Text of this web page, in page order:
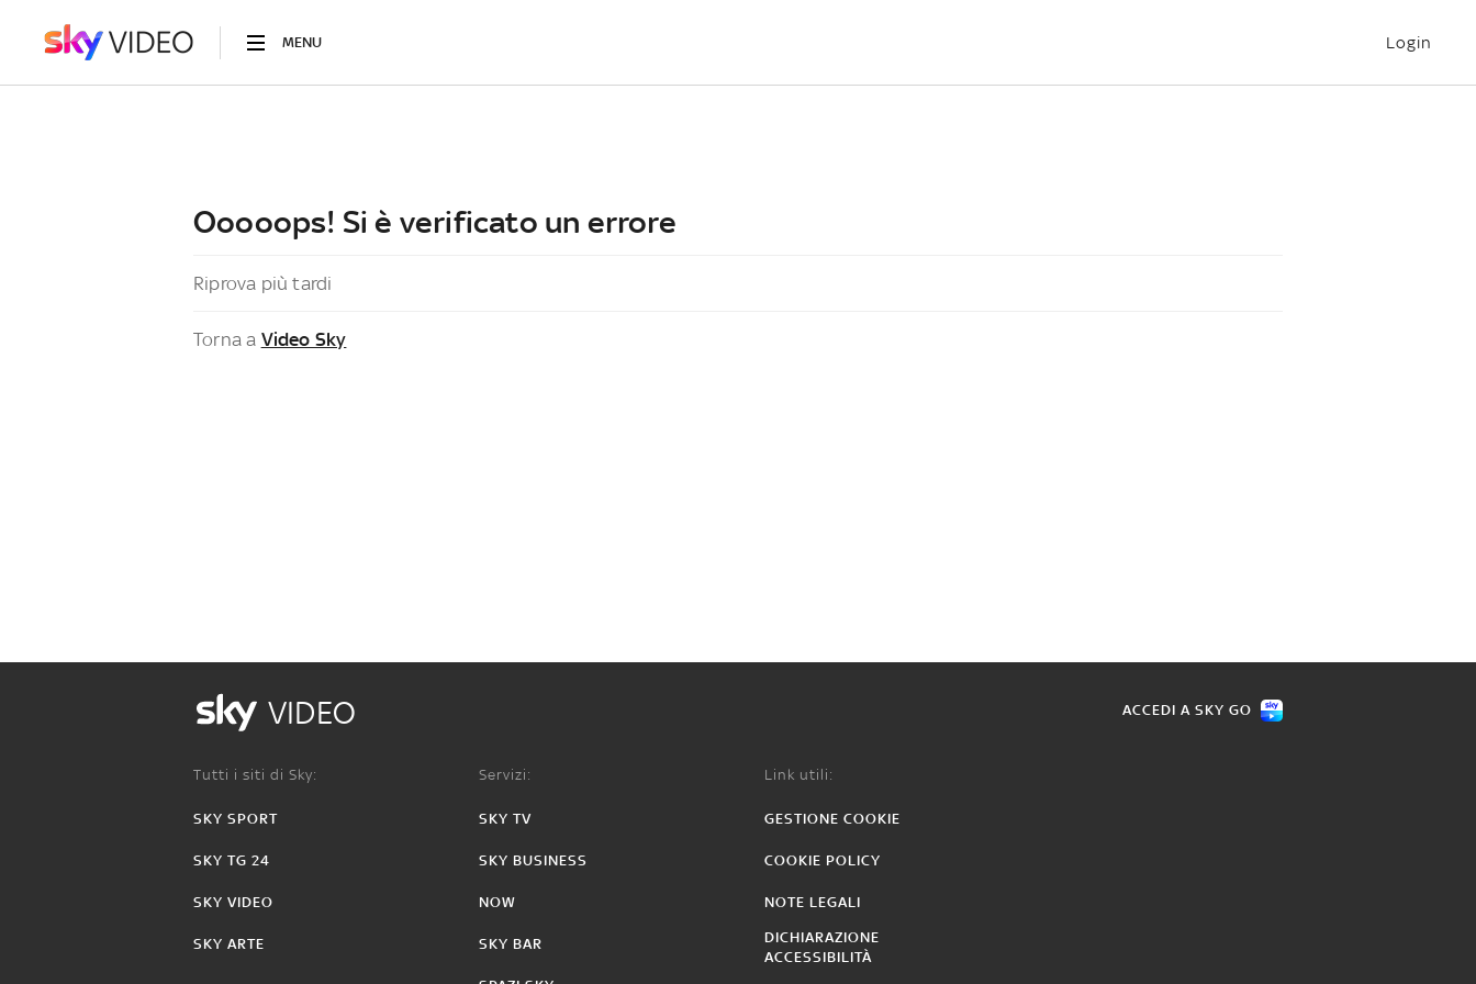
MENU Login
Ooooops! Si è verificato un errore
Riprova più tardi
Torna a Video Sky
VIDEO ACCEDI A SKY GO
Tutti i siti di Sky:
SKY SPORT
SKY TG 24
SKY VIDEO
SKY ARTE
Servizi:
SKY TV
SKY BUSINESS
NOW
SKY BAR
Link utili:
GESTIONE COOKIE
COOKIE POLICY
NOTE LEGALI
DICHIARAZIONE
ACCESSIBILITÀ